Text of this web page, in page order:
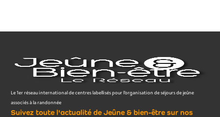
Le 1er réseau international de centres labellisés pour l’organisation de séjours de jeûne
associés à la randonnée
Suivez toute l'actualité de Jeûne & bien-être sur nos